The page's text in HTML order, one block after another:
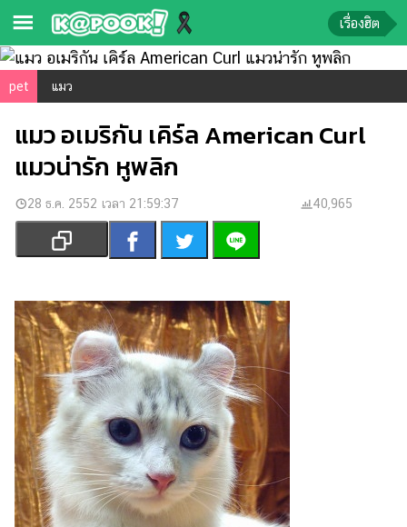
ข่าว-
ความ
รู้
ข่าว
ข่าว
บันเทิง
ตรวจ
ผล
บอล
สด
การ
เงิน
การ
ศึกษา
บันเทิง
เรื่องฮิต
pet แมว
แมว อเมริกัน เคิร์ล American Curl
แมวน่ารัก หูพลิก
28 ธ.ค. 2552 เวลา 21:59:37 40,965